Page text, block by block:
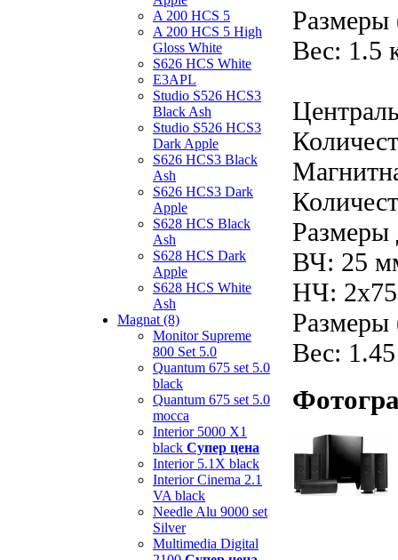
A 200 HCS 5
A 200 HCS 5 High
Gloss White
S626 HCS White
E3APL
Studio S526 HCS3
Black Ash
Studio S526 HCS3
Dark Apple
S626 HCS3 Black
Ash
S626 HCS3 Dark
Apple
S628 HCS Black
Ash
S628 HCS Dark
Apple
S628 HCS White
Ash
Magnat (8)
Monitor Supreme
800 Set 5.0
Quantum 675 set 5.0
black
Quantum 675 set 5.0
mocca
Interior 5000 X1
black Супер цена
Interior 5.1X black
Interior Cinema 2.1
VA black
Needle Alu 9000 set
Silver
Multimedia Digital
Вес: 1.5
Размеры
ВЧ: 25
НЧ:
Вес: